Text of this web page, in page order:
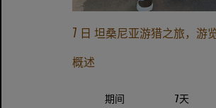
7 日 坦桑尼亚游猎之旅，游
概述
期间 7天